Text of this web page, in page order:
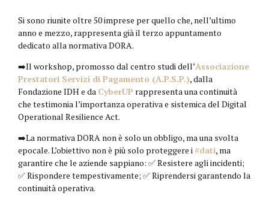
Si sono riunite oltre 50 imprese per quello che, nell’ultimo
anno e mezzo, rappresenta già il terzo appuntamento
dedicato alla normativa DORA.
➡️Il workshop, promosso dal centro studi dell’Associazione
Prestatori Servizi di Pagamento (A.P.S.P.), dalla
Fondazione IDH e da CyberUP rappresenta una continuità
che testimonia l’importanza operativa e sistemica del Digital
Operational Resilience Act.
➡️La normativa DORA non è solo un obbligo, ma una svolta
epocale. L’obiettivo non è più solo proteggere i #dati, ma
garantire che le aziende sappiano: ✅ Resistere agli incidenti;
✅ Rispondere tempestivamente; ✅ Riprendersi garantendo la
continuità operativa.